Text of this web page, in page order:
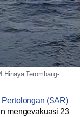
Hinaya Terombang-
Pertolongan (SAR)
mengevakuasi 23